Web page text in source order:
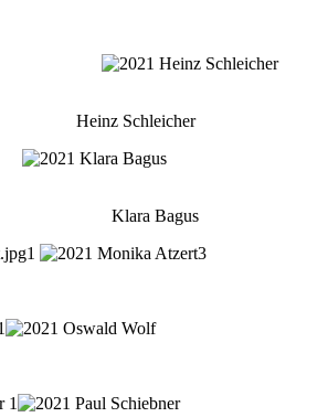
Grob
Klug
Bagus